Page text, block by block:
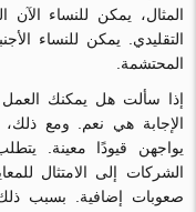
المثال، يمكن للنساء الآن
التقليدي. يمكن للنساء
المحتشمة.
إذا سألت هل يمكنك العمل
الإجابة هي نعم. ومع
يواجهن قيودًا معينة.
الشركات إلى الامتثال
صعوبات إضافية. بسبب